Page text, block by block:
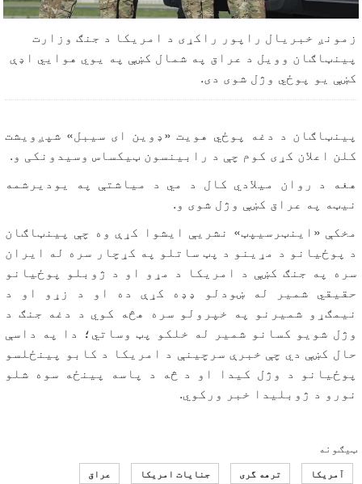
زمونږ خبریال راپور راکړی د امریکا د جنګ وزارت
پینټاګان وویل د عراق په شمال کښې په یوي هوايي اډې
کښې یو پوځي وژل شوی دی.
پینټاګان د دغه پوځي هویت «ډوین ای سیبل» شپږویشت
کلن اعلان کړی کوم چې د رابینسون ټیکساس وسیدونکی و.
هغه د روان میلادي کال د مي د میاشتې په یودیرشمه
نیټه په عراق کښې وژل شوی و.
مخکې «اینټرسیپټ» نشریې ایشوا کړې وه چې پینټاګان
د پوځیانو د مړینو د پټ ساتلو په کړچار سره له ایران
سره په جنګ کښې د امریکا د مړو او د ژوبلو پوځيانو
حقیقي شمیر له ښودلو ډډه کړې ده او د زړو او د
نیمګړو شمیرنو په خپرولو سره هڅه کوي د دغه جنګ د
وژل شویو کسانو شمیر له خلکو پټ وساتي؛ دا په داسې
حال کښې دي چې خبرې سرچینې د امریکا د کابو پینځلسو
پوځيانو د وژل کیدا او د څه د پاسه پینځه سوه شلو
نورو د ژوبلیدا خبر ورکوي.
ټیګونه
آمریکا ترهه گری جنایات امریکا
عراق